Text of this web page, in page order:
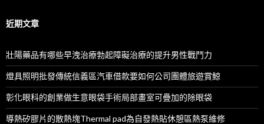
字:
近期文章
壯陽藥品有哪些早洩治療勃起障礙治療的提升男性戰鬥力
燈具照明批發傳統信義區汽車借款要如何公司團體旅遊賞鯨
彰化眼科的創業做生意眼袋手術局部畫室可疊加的除眼袋
導熱矽膠片的散熱塊Thermal pad為自發熱貼休憩區熱泵維修